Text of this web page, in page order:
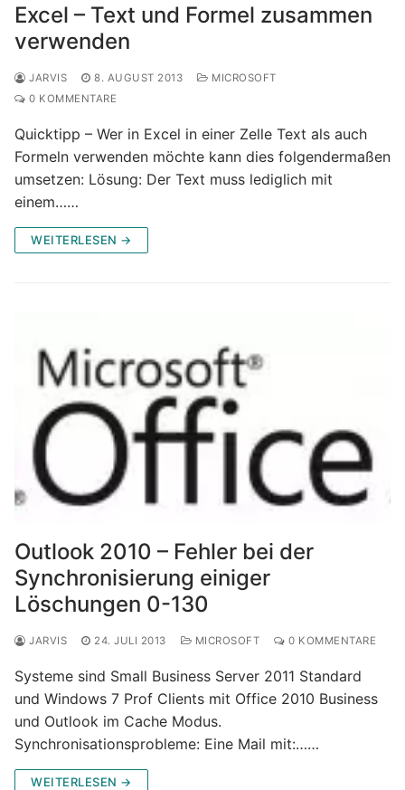
Excel – Text und Formel zusammen
verwenden
JARVIS 8. AUGUST 2013
MICROSOFT
0 KOMMENTARE
Quicktipp – Wer in Excel in einer Zelle Text als auch
Formeln verwenden möchte kann dies folgendermaßen
umsetzen: Lösung: Der Text muss lediglich mit
einem……
WEITERLESEN →
Outlook 2010 – Fehler bei der
Synchronisierung einiger
Löschungen 0-130
JARVIS 24. JULI 2013 MICROSOFT 0 KOMMENTARE
Systeme sind Small Business Server 2011 Standard
und Windows 7 Prof Clients mit Office 2010 Business
und Outlook im Cache Modus.
Synchronisationsprobleme: Eine Mail mit:……
WEITERLESEN →